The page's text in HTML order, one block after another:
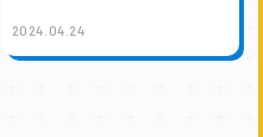
2024.04.24